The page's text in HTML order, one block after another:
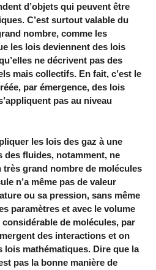
d’objets qui peuvent être
C’est surtout valable du
nombre, comme les
les lois deviennent des lois
ne décrivent pas des
mais collectifs. En fait, c’est le
par émergence, des lois
pas au niveau
les lois des gaz à une
des fluides, notamment, ne
très grand nombre de molécules
n’a même pas de valeur
ou sa pression, sans même
paramètres et avec le volume
de molécules, par
des interactions et on
lois mathématiques. Dire que la
pas la bonne manière de